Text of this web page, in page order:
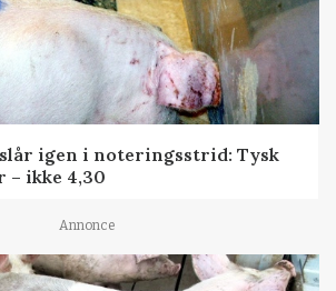
igen i noteringsstrid: Tysk
– ikke 4,30
Annonce